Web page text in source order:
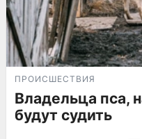
ПРОИСШЕСТВИЯ
Владельца пса,
будут судить